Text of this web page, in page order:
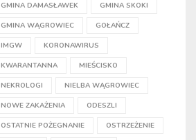
GMINA DAMASŁAWEK GMINA SKOKI
GMINA WĄGROWIEC GOŁAŃCZ
IMGW KORONAWIRUS
KWARANTANNA MIEŚCISKO
NEKROLOGI NIELBA WĄGROWIEC
NOWE ZAKAŻENIA ODESZLI
OSTATNIE POŻEGNANIE OSTRZEŻENIE